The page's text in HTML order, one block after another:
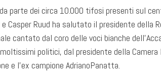
parte dei circa 10.000 tifosi presenti sul
Casper Ruud ha salutato il presidente della
cantato dal coro delle voci bianche
politici, dal presidente della Camera
e l’ex campione AdrianoPanatta.